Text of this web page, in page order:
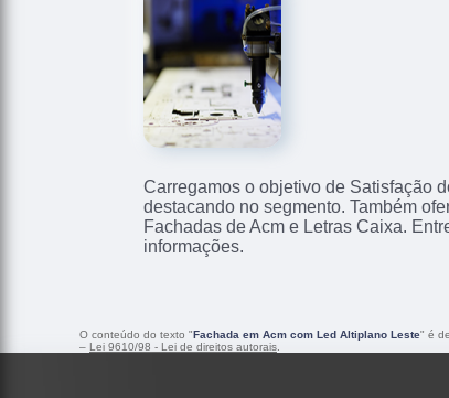
Carregamos o objetivo de Satisfação
destacando no segmento. Também
Fachadas de Acm e Letras Caixa.
informações.
O conteúdo do texto "Fachada em Acm com Led Altiplano Leste" é
– Lei 9610/98 - Lei de direitos autorais